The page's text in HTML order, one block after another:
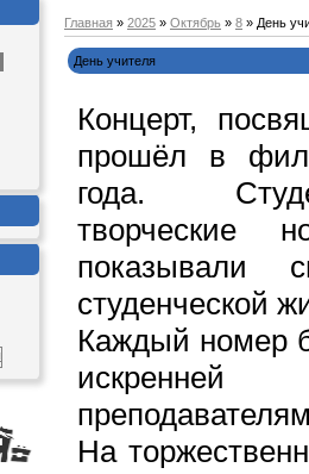
Главная » 2025 » Октябрь » 8 » День
День учителя
Концерт,
прошёл в
года.
творческие
показывали
студенческой
Каждый номер
искренней
На